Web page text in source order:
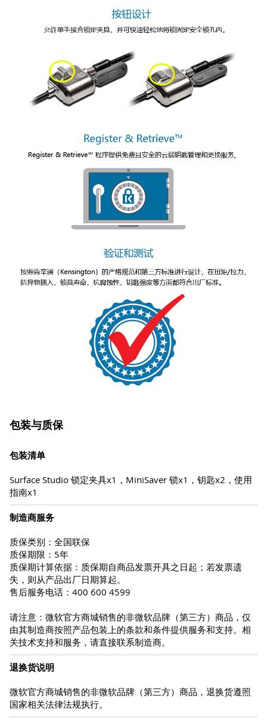
包装与质保
包装清单
Surface Studio 锁定夹具x1，MiniSaver 锁x1，钥匙x2，使用
指南x1
制造商服务
质保类别：全国联保
质保期限：5年
质保期计算依据：质保期自商品发票开具之日起；若发票遗
失，则从产品出厂日期算起。
售后服务电话：400 600 4599
请注意：微软官方商城销售的非微软品牌（第三方）商品，仅
由其制造商按照产品包装上的条款和条件提供服务和支持。相
关技术支持和服务，请直接联系制造商。
退换货说明
微软官方商城销售的非微软品牌（第三方）商品，退换货遵照
国家相关法律法规执行。